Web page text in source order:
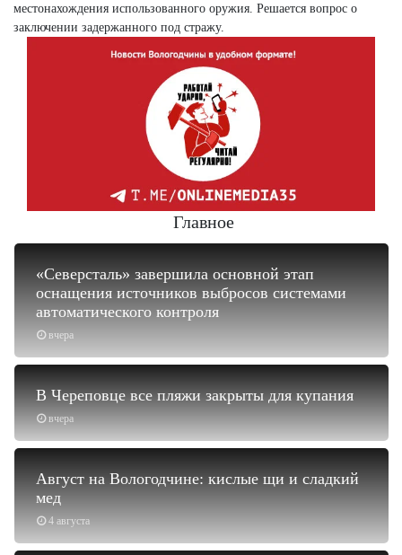
местонахождения использованного оружия. Решается вопрос о
заключении задержанного под стражу.
Главное
вчера
«Северсталь» завершила основной этап
оснащения источников выбросов системами
автоматического контроля
вчера
В Череповце все пляжи закрыты для купания
4 августа
Август на Вологодчине: кислые щи и сладкий
мед